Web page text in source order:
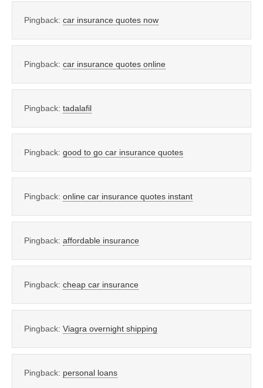
Pingback: car insurance quotes now
Pingback: car insurance quotes online
Pingback: tadalafil
Pingback: good to go car insurance quotes
Pingback: online car insurance quotes instant
Pingback: affordable insurance
Pingback: cheap car insurance
Pingback: Viagra overnight shipping
Pingback: personal loans